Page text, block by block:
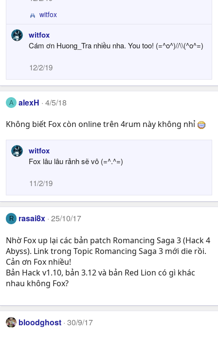
o
n
:
R
a
c
o
n
s
:
witfox
witfox
Cám ơn Huong_Tra nhiều nha. You too! (=^o^)//\\(^o^=)
12/2/19
A alexH 4/5/18
Không biết Fox còn online trên 4rum này không nhỉ
witfox
Fox lâu lâu rảnh sẽ vô (=^.^=)
11/2/19
R rasai8x 25/10/17
Nhờ Fox up lại các bản patch Romancing Saga 3 (Hack 4
Abyss). Link trong Topic Romancing Saga 3 mới die rồi.
Cản ơn Fox nhiều!
Bản Hack v1.10, bản 3.12 và bản Red Lion có gì khác
nhau không Fox?
bloodghost 30/9/17